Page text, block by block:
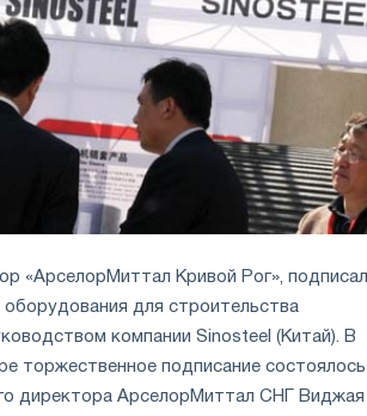
«АрселорМиттал Кривой Рог», подписал
для строительства
компании Sinosteel (Китай). В
торжественное подписание состоялось
директора АрселорМиттал СНГ Виджая